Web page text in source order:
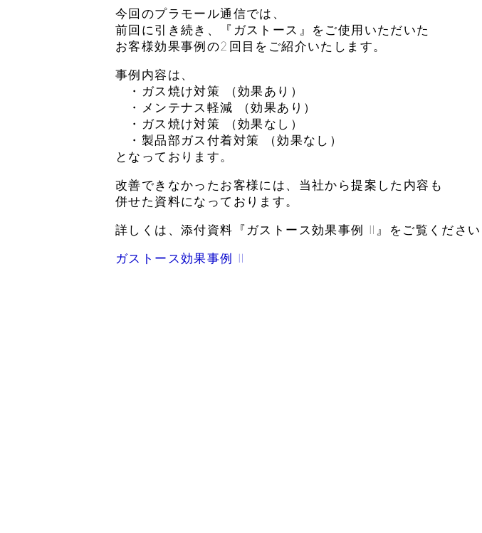
今回のプラモール通信では、
前回に引き続き、『ガストース』をご使用いただいた
お客様効果事例の2回目をご紹介いたします。
事例内容は、
・ガス焼け対策 （効果あり）
・メンテナス軽減 （効果あり）
・ガス焼け対策 （効果なし）
・製品部ガス付着対策 （効果なし）
となっております。
改善できなかったお客様には、当社から提案した内容も
併せた資料になっております。
詳しくは、添付資料『ガストース効果事例 Ⅱ』をご覧ください
ガストース効果事例 Ⅱ